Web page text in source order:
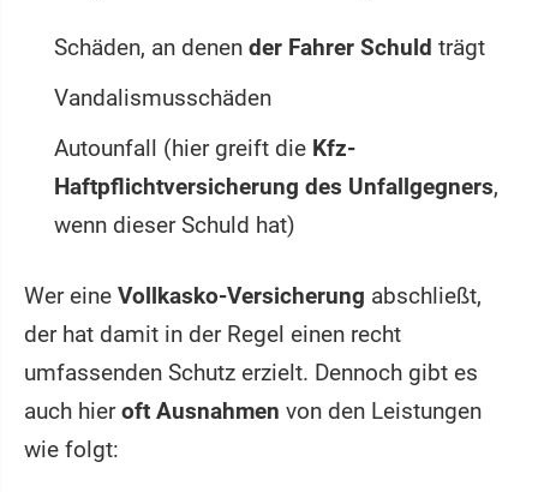
Schäden, an denen der Fahrer Schuld trägt
Vandalismusschäden
Autounfall (hier greift die Kfz-
Haftpflichtversicherung des Unfallgegners,
wenn dieser Schuld hat)
Wer eine Vollkasko-Versicherung abschließt,
der hat damit in der Regel einen recht
umfassenden Schutz erzielt. Dennoch gibt es
auch hieroft Ausnahmen von den Leistungen
wie folgt: